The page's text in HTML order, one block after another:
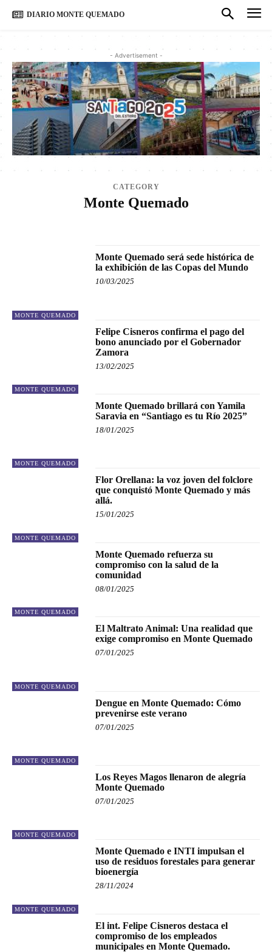
DIARIO MONTE QUEMADO
- Advertisement -
CATEGORY
Monte Quemado
MONTE QUEMADO
Monte Quemado será sede histórica de
la exhibición de las Copas del Mundo
10/03/2025
MONTE QUEMADO
Felipe Cisneros confirma el pago del
bono anunciado por el Gobernador
Zamora
13/02/2025
MONTE QUEMADO
Monte Quemado brillará con Yamila
Saravia en “Santiago es tu Río 2025”
18/01/2025
MONTE QUEMADO
Flor Orellana: la voz joven del folclore
que conquistó Monte Quemado y más
allá.
15/01/2025
MONTE QUEMADO
Monte Quemado refuerza su
compromiso con la salud de la
comunidad
08/01/2025
MONTE QUEMADO
El Maltrato Animal: Una realidad que
exige compromiso en Monte Quemado
07/01/2025
MONTE QUEMADO
Dengue en Monte Quemado: Cómo
prevenirse este verano
07/01/2025
MONTE QUEMADO
Los Reyes Magos llenaron de alegría
Monte Quemado
07/01/2025
MONTE QUEMADO
Monte Quemado e INTI impulsan el
uso de residuos forestales para generar
bioenergía
28/11/2024
El int. Felipe Cisneros destaca el
compromiso de los empleados
municipales en Monte Quemado.